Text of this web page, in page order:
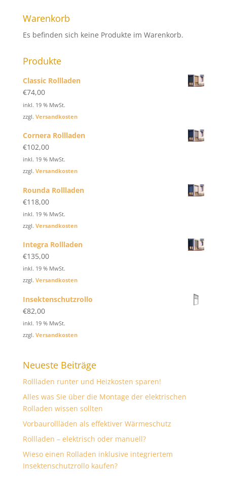
Warenkorb
Es befinden sich keine Produkte im Warenkorb.
Produkte
Classic Rollladen
€74,00
inkl. 19 % MwSt.
zzgl. Versandkosten
Cornera Rollladen
€102,00
inkl. 19 % MwSt.
zzgl. Versandkosten
Rounda Rollladen
€118,00
inkl. 19 % MwSt.
zzgl. Versandkosten
Integra Rollladen
€135,00
inkl. 19 % MwSt.
zzgl. Versandkosten
Insektenschutzrollo
€82,00
inkl. 19 % MwSt.
zzgl. Versandkosten
Neueste Beiträge
Rollladen runter und Heizkosten sparen!
Alles was Sie über die Montage der elektrischen
Rolladen wissen sollten
Vorbaurollläden als effektiver Wärmeschutz
Rollladen – elektrisch oder manuell?
Wieso einen Rolladen inklusive integriertem
Insektenschutzrollo kaufen?